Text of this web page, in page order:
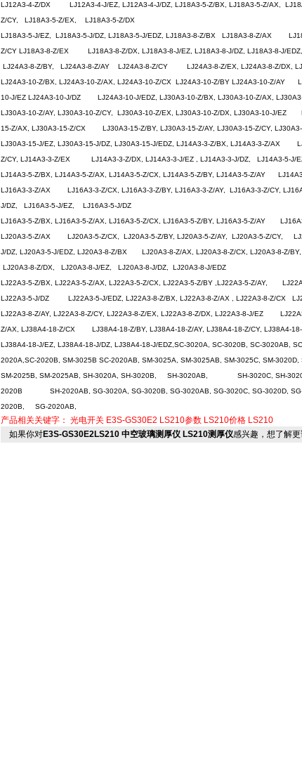
LJ12A3-4-Z/DX LJ12A3-4-J/EZ, LJ12A3-4-J/DZ, LJ18A3-5-Z/BX, LJ18A3-5-Z/AX,
Z/CY, LJ18A3-5-Z/EX, LJ18A3-5-Z/DX
LJ18A3-5-J/EZ, LJ18A3-5-J/DZ, LJ18A3-5-J/EDZ, LJ18A3-8-Z/BX LJ18A3-8-Z/AX
Z/CY LJ18A3-8-Z/EX LJ18A3-8-Z/DX, LJ18A3-8-J/EZ, LJ18A3-8-J/DZ, LJ18A3-8-J/
LJ24A3-8-Z/BY, LJ24A3-8-Z/AY LJ24A3-8-Z/CY LJ24A3-8-Z/EX, LJ24A3-8-Z/DX,
LJ24A3-10-Z/BX, LJ24A3-10-Z/AX, LJ24A3-10-Z/CX LJ24A3-10-Z/BY LJ24A3-10-Z/AY
10-J/EZ LJ24A3-10-J/DZ LJ24A3-10-J/EDZ, LJ30A3-10-Z/BX, LJ30A3-10-Z/AX,
LJ30A3-10-Z/AY, LJ30A3-10-Z/CY, LJ30A3-10-Z/EX, LJ30A3-10-Z/DX, LJ30A3-10-J/EZ
15-Z/AX, LJ30A3-15-Z/CX LJ30A3-15-Z/BY, LJ30A3-15-Z/AY, LJ30A3-15-Z/CY, LJ30A3-
LJ30A3-15-J/EZ, LJ30A3-15-J/DZ, LJ30A3-15-J/EDZ, LJ14A3-3-Z/BX, LJ14A3-3-Z/AX
Z/CY, LJ14A3-3-Z/EX LJ14A3-3-Z/DX, LJ14A3-3-J/EZ , LJ14A3-3-J/DZ, LJ14A3-5-J/
LJ14A3-5-Z/BX, LJ14A3-5-Z/AX, LJ14A3-5-Z/CX, LJ14A3-5-Z/BY, LJ14A3-5-Z/AY
LJ16A3-3-Z/AX LJ16A3-3-Z/CX, LJ16A3-3-Z/BY, LJ16A3-3-Z/AY, LJ16A3-3-Z/CY,
J/DZ, LJ16A3-5-J/EZ, LJ16A3-5-J/DZ
LJ16A3-5-Z/BX, LJ16A3-5-Z/AX, LJ16A3-5-Z/CX, LJ16A3-5-Z/BY, LJ16A3-5-Z/AY
LJ20A3-5-Z/AX LJ20A3-5-Z/CX, LJ20A3-5-Z/BY, LJ20A3-5-Z/AY, LJ20A3-5-Z/CY,
J/DZ, LJ20A3-5-J/EDZ, LJ20A3-8-Z/BX LJ20A3-8-Z/AX, LJ20A3-8-Z/CX, LJ20A3-8-Z/
LJ20A3-8-Z/DX, LJ20A3-8-J/EZ, LJ20A3-8-J/DZ, LJ20A3-8-J/EDZ
LJ22A3-5-Z/BX, LJ22A3-5-Z/AX, LJ22A3-5-Z/CX, LJ22A3-5-Z/BY ,LJ22A3-5-Z/AY,
LJ22A3-5-J/DZ LJ22A3-5-J/EDZ, LJ22A3-8-Z/BX, LJ22A3-8-Z/AX , LJ22A3-8-Z/CX
LJ22A3-8-Z/AY, LJ22A3-8-Z/CY, LJ22A3-8-Z/EX, LJ22A3-8-Z/DX, LJ22A3-8-J/EZ
Z/AX, LJ38A4-18-Z/CX LJ38A4-18-Z/BY, LJ38A4-18-Z/AY, LJ38A4-18-Z/CY, LJ38A4-18-
LJ38A4-18-J/EZ, LJ38A4-18-J/DZ, LJ38A4-18-J/EDZ,SC-3020A, SC-3020B, SC-3020AB,
2020A,SC-2020B, SM-3025B SC-2020AB, SM-3025A, SM-3025AB, SM-3025C, SM-
SM-2025B, SM-2025AB, SH-3020A, SH-3020B, SH-3020AB, SH-3020C, SH-
2020B SH-2020AB, SG-3020A, SG-3020B, SG-3020AB, SG-3020C, SG-
2020B, SG-2020AB,
产品相关关键字： 光电开关 E3S-GS30E2 LS210参数 LS210价格 LS210
如果你对E3S-GS30E2LS210 中空玻璃测厚仪 LS210测厚仪感兴趣，想了解